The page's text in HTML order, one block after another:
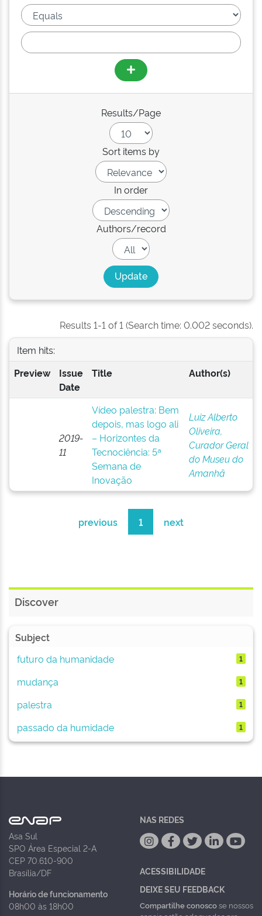
Results/Page
Sort items by
In order
Authors/record
Results 1-1 of 1 (Search time: 0.002 seconds).
Item hits:
Preview
Issue
Date
Title Author(s)
2019-
11
Vídeo palestra: Bem
depois, mas logo ali
– Horizontes da
Tecnociência: 5ª
Semana de
Inovação
Luiz Alberto
Oliveira,
Curador Geral
do Museu do
Amanhã
previous 1 next
Discover
Subject
futuro da humanidade
1
mudança 1
palestra 1
passado da humidade 1
Asa Sul
SPO Área Especial 2-A
CEP 70.610-900
Brasília/DF
Horário de funcionamento
08h00 às 18h00
NAS REDES
ACESSIBILIDADE
DEIXE SEU FEEDBACK
Compartilhe conoscose nossos